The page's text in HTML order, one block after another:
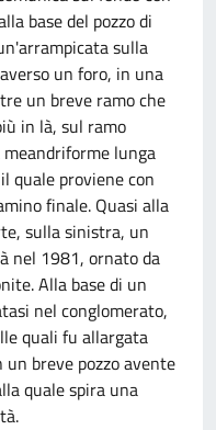
base del pozzo di
sulla
un foro, in una
un breve ramo che
in là, sul ramo
lunga
quale proviene con
finale. Quasi alla
sulla sinistra, un
nel 1981, ornato da
Alla base di un
nel conglomerato,
quali fu allargata
breve pozzo avente
quale spira una